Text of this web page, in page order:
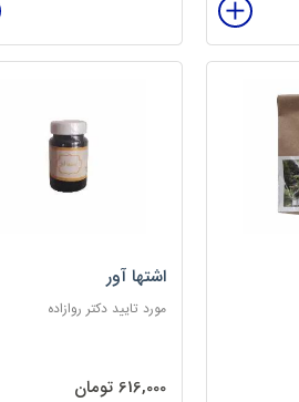
اشتها آور
مورد تایید دکتر روازاده
616,000 تومان